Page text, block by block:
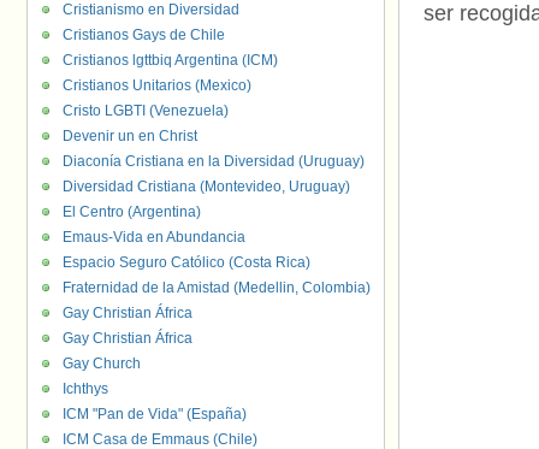
ser
Cristianismo en Diversidad
Cristianos Gays de Chile
Cristianos lgttbiq Argentina (ICM)
Cristianos Unitarios (Mexico)
Cristo LGBTI (Venezuela)
Devenir un en Christ
Diaconía Cristiana en la Diversidad (Uruguay)
Diversidad Cristiana (Montevideo, Uruguay)
El Centro (Argentina)
Emaus-Vida en Abundancia
Espacio Seguro Católico (Costa Rica)
Fraternidad de la Amistad (Medellin, Colombia)
Gay Christian África
Gay Christian África
Gay Church
Ichthys
ICM "Pan de Vida" (España)
ICM Casa de Emmaus (Chile)